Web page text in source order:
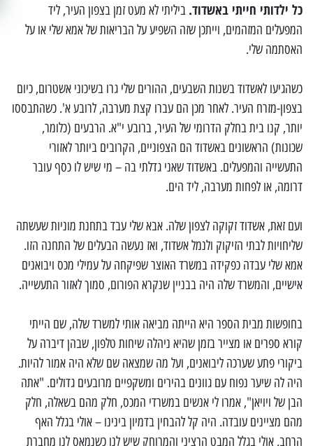
כל ילדותי חייתי באשדוד. ביליתי לא מעט זמן בצפון העיר, ליד
המפעלים המזהמים, וייתכן שזה השפיע על הבריאות של אמא שלי או על
האסתמה שלי.
כשהגיעו לאשדוד בשנות השבעים, ההורים שלי גרו בשיכוני אשטרום, כיום
בצפון-מזרח העיר. לאחר מכן הם עברו קצת מערבה, לרובע א'. כשהתבססו
יותר, קנו בית בחלק הדרומי של העיר, ברובע י"א. הרבעים (כלומר,
שכונות) הראשונים באשדוד הם הצפוניים, הקרובים ביותר לאזורי
התעשייה והמפעלים. באשדוד שאני גדלתי בה – מי שיש לו כסף עובר
דרומה, או לפחות מערבה, ליד הים.
ועם זאת, אשדוד זקוקה לצפון שלה. אבא שלי עבד בתחנת מוניות שעשתה
שליחויות לבתי הזיקוק ולנמל אשדוד, ואז נעשה הבעלים של התחנה הזו.
אמא שלי עבדה כפקידה במשרד האוצר שפיקחה על עמילי מכס ויבואנים
אישיים, והמשרד שלה היה בבניין שנקרא הפורום, סמוך לאזור התעשייה.
בחופשות מבית הספר היא הייתה מביאה אותי למשרד שלה, שם הייתי
קורא ספרים או מצייר בזמן שהיא ניהלה שיחות טלפון, שבהן דיברה על
ביקורי פתע שערכה ליבואנים, ועל מה שמצאה שם שלא היה אמור להיות.
היה לה שיער נפוח עם גוונים בהירים ומשקפיים מרובעים גדולים. "אתה
הבן של ויויאן", אמרו לי אנשים במשרדי המכס, חלק מהם בשאלה, חלק
מהם מציינים עובדה. היה קל להבחין בדמיון בינינו – אולי בגלל האף
הרחב, אולי בגלל המבט הרציני והמרוחק שיש לנו כשנמאס לנו מחברת